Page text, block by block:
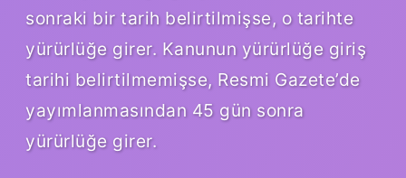
sonraki bir tarih belirtilmişse, o tarihte
yürürlüğe girer. Kanunun yürürlüğe giriş
tarihi belirtilmemişse, Resmi Gazete’de
yayımlanmasından 45 gün sonra
yürürlüğe girer.